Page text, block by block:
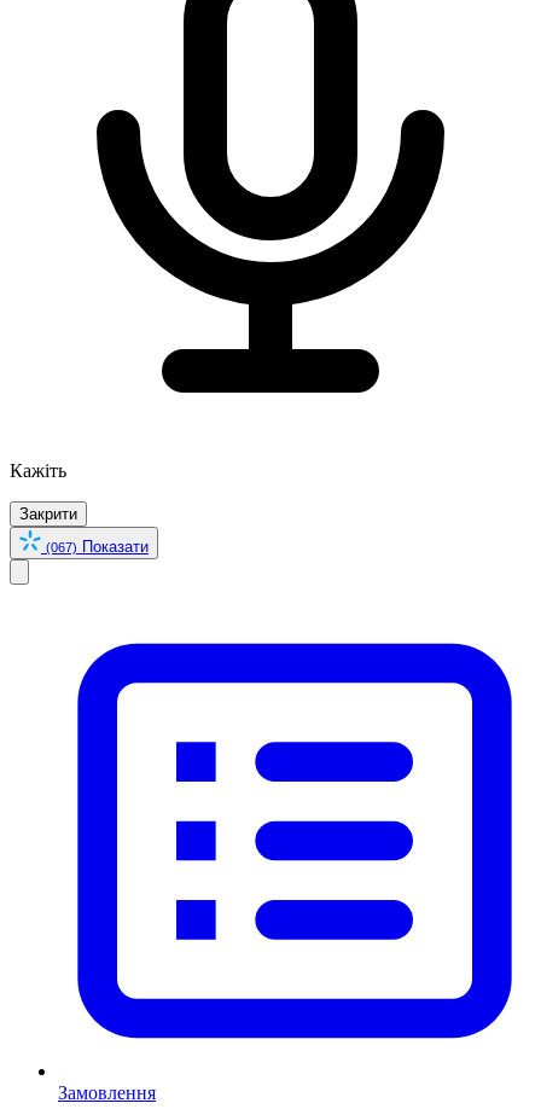
Кажіть
Закрити
(067) Показати
Замовлення